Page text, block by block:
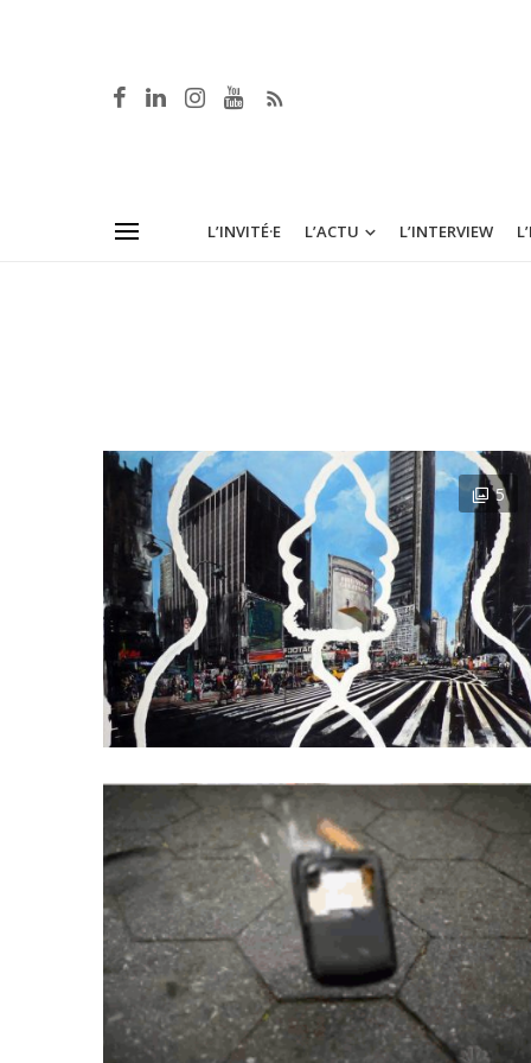
L’INVITÉ·E L’ACTU L’INTERVIEW
5